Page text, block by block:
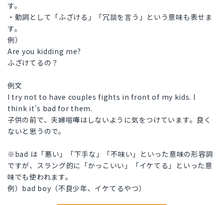
す。
・動詞として「ふざける」「冗談を言う」という意味も表せま
す。
例）
Are you kidding me?
ふざけてるの？
例文
I try not to have couples fights in front of my kids. I
think it's bad for them.
子供の前で、夫婦喧嘩はしないように気をつけています。良く
ないと思うので。
※bad は「悪い」「下手な」「不味い」といった意味の形容詞
ですが、スラング的に「かっこいい」「イケてる」といった意
味でも使われます。
例）bad boy（不良少年、イケてるやつ）